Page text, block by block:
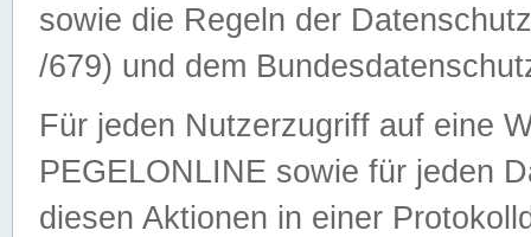
sowie die Regeln der
/679) und dem
Für jeden Nutzerzugriff auf eine
PEGELONLINE sowie für jeden
diesen Aktionen in einer